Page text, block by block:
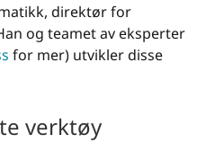
direktør for
og teamet av eksperter
for mer) utvikler disse
verktøy